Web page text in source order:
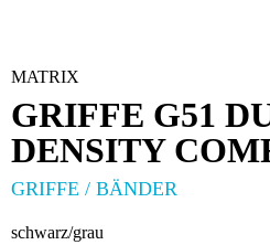
MATRIX
GRIFFE G51
DENSITY
GRIFFE / BÄNDER
schwarz/grau